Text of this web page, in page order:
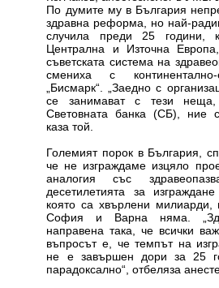
По думите му в България
здравна реформа, но най-
случила преди 25 години,
Централна и Източна
съветската система на
смениха с
„Бисмарк“. „Заедно с
се занимават с тези
Световната банка (СБ), ние
каза той.
Големият порок в България,
че не изграждаме изцяло
аналогия със
десетилетията за
която са хвърлени милиарди,
София и Варна няма.
направена така, че всички
въпросът е, че темпът на
не е завършен дори за 25
парадоксално“, отбеляза